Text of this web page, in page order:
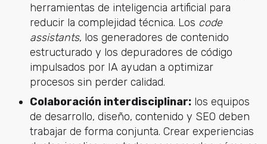
herramientas de inteligencia artificial para
reducir la complejidad técnica. Los code
assistants, los generadores de contenido
estructurado y los depuradores de código
impulsados por IA ayudan a optimizar
procesos sin perder calidad.
Colaboración interdisciplinar:los equipos
de desarrollo, diseño, contenido y SEO deben
trabajar de forma conjunta. Crear experiencias